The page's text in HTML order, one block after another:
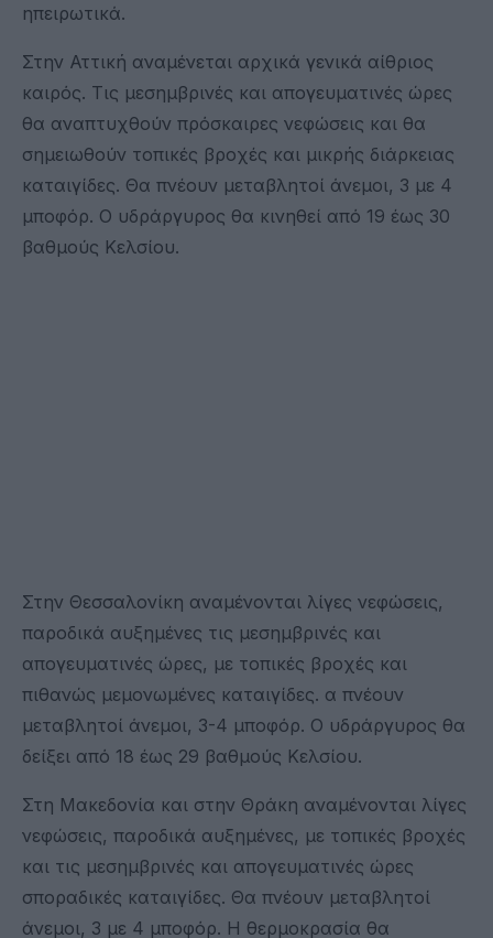
ηπειρωτικά.
Στην Αττική αναμένεται αρχικά γενικά αίθριος
καιρός. Τις μεσημβρινές και απογευματινές ώρες
θα αναπτυχθούν πρόσκαιρες νεφώσεις και θα
σημειωθούν τοπικές βροχές και μικρής διάρκειας
καταιγίδες. Θα πνέουν μεταβλητοί άνεμοι, 3 με 4
μποφόρ. Ο υδράργυρος θα κινηθεί από 19 έως 30
βαθμούς Κελσίου.
Στην Θεσσαλονίκη αναμένονται λίγες νεφώσεις,
παροδικά αυξημένες τις μεσημβρινές και
απογευματινές ώρες, με τοπικές βροχές και
πιθανώς μεμονωμένες καταιγίδες. α πνέουν
μεταβλητοί άνεμοι, 3-4 μποφόρ. Ο υδράργυρος θα
δείξει από 18 έως 29 βαθμούς Κελσίου.
Στη Μακεδονία και στην Θράκη αναμένονται λίγες
νεφώσεις, παροδικά αυξημένες, με τοπικές βροχές
και τις μεσημβρινές και απογευματινές ώρες
σποραδικές καταιγίδες. Θα πνέουν μεταβλητοί
άνεμοι, 3 με 4 μποφόρ. Η θερμοκρασία θα